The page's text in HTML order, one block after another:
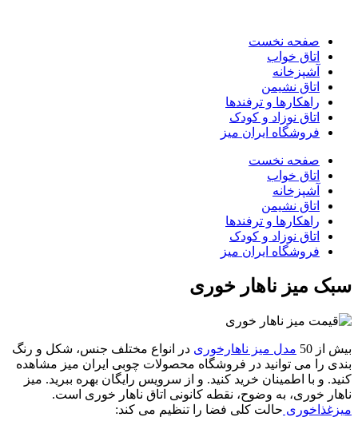
contentصفحه نخست
اتاق خواب
آشپزخانه
اتاق نشیمن
راهکارها و ترفندها
اتاق نوزاد و کودک
فروشگاه ایران میز
صفحه نخست
اتاق خواب
آشپزخانه
اتاق نشیمن
راهکارها و ترفندها
اتاق نوزاد و کودک
فروشگاه ایران میز
سبک میز ناهار خوری
بیش از 50 مدل میز ناهارخوری در انواع مختلف جنس، شکل و رنگ
بندی را می توانید در فروشگاه محصولات چوبی ایران میز مشاهده
کنید. و با اطمینان خرید کنید. و از سرویس رایگان بهره ببرید. میز
ناهار خوری، به وضوح، نقطه کانونی اتاق ناهار خوری است.
میزغذاخوری حالت کلی فضا را تنظیم می کند: